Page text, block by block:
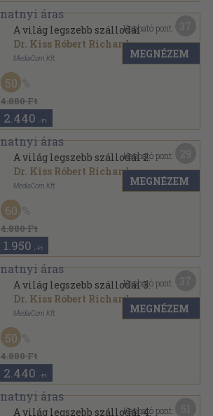
A világ legszebb szállodái
Dr. Kiss Róbert Richard
MediaCom Kft.
Fűzött kemény papírkötés
A világ legszebb szállodái sorozat
4.880 Ft
50
2.440 ,-Ft
Kapható pont:
MEGNÉZEM
A világ legszebb szállodái 2.
Dr. Kiss Róbert Richard
MediaCom Kft.
Fűzött kemény papírkötés
A világ legszebb szállodái sorozat
4.880 Ft
60
1.950 ,-Ft
Kapható pont:
MEGNÉZEM
A világ legszebb szállodái 3.
Dr. Kiss Róbert Richard
MediaCom Kft.
Fűzött kemény papírkötés
A világ legszebb szállodái sorozat
4.880 Ft
50
2.440 ,-Ft
Kapható pont:
MEGNÉZEM
A világ legszebb szállodái 4.
Kapható pont: